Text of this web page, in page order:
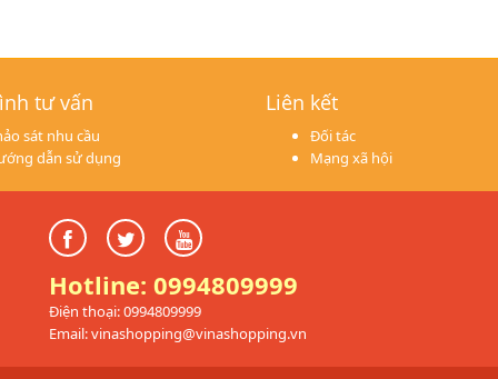
tư vấn
sát nhu cầu
dẫn sử dụng
Liên kết
Đối tác
Mạng xã hội
Hotline: 0994809999
Điện thoại: 0994809999
Email: vinashopping@vinashopping.vn